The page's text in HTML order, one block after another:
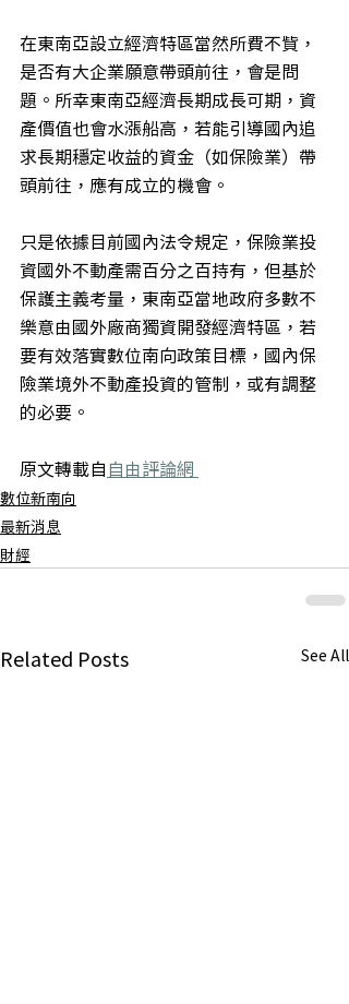
在東南亞設立經濟特區當然所費不貲，
是否有大企業願意帶頭前往，會是問
題。所幸東南亞經濟長期成長可期，資
產價值也會水漲船高，若能引導國內追
求長期穩定收益的資金（如保險業）帶
頭前往，應有成立的機會。
只是依據目前國內法令規定，保險業投
資國外不動產需百分之百持有，但基於
保護主義考量，東南亞當地政府多數不
樂意由國外廠商獨資開發經濟特區，若
要有效落實數位南向政策目標，國內保
險業境外不動產投資的管制，或有調整
的必要。
原文轉載自自由評論網
數位新南向
最新消息
財經
Related Posts See All